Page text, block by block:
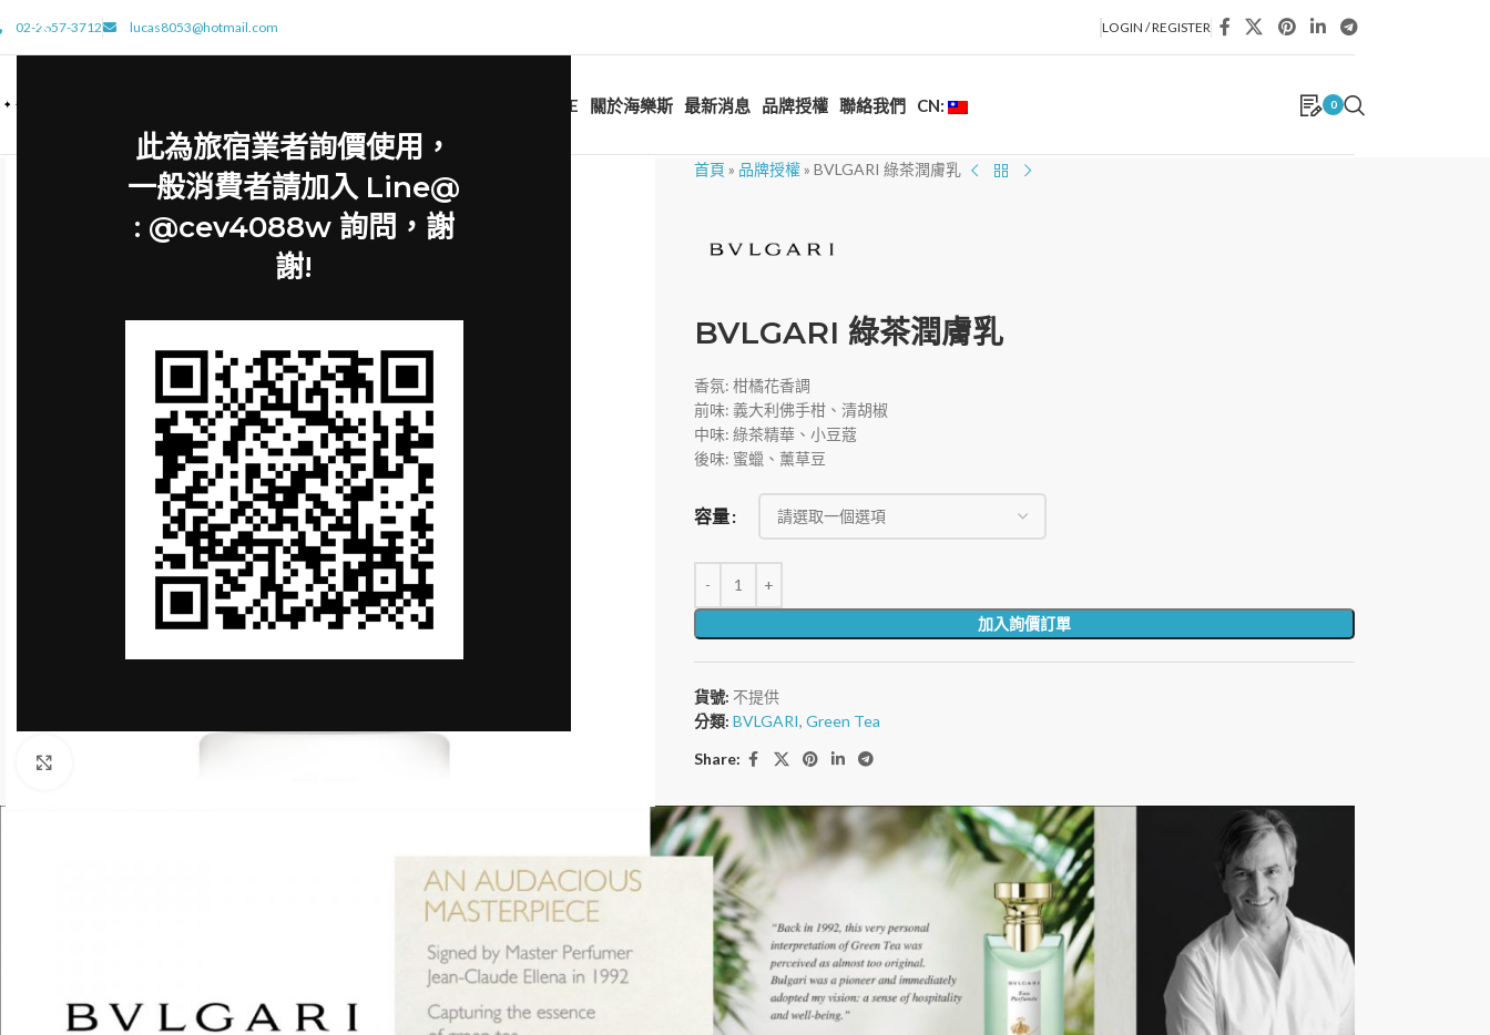
此為旅宿業者詢價使用，
一般消費者請加入 Line@
: @cev4088w 詢問，謝
謝!
02-2657-3712 lucas8053@hotmail.com LOGIN / REGISTER
HOME 關於海樂斯 最新消息 品牌授權 聯絡我們 CN: 0
首頁 » 品牌授權» BVLGARI 綠茶潤膚乳
BVLGARI 綠茶潤膚乳
香氛: 柑橘花香調
前味: 義大利佛手柑、清胡椒
中味: 綠茶精華、小豆蔻
後味: 蜜蠟、薰草豆
容量
加入詢價訂單
貨號: 不提供
分類: BVLGARI, Green Tea
Share: